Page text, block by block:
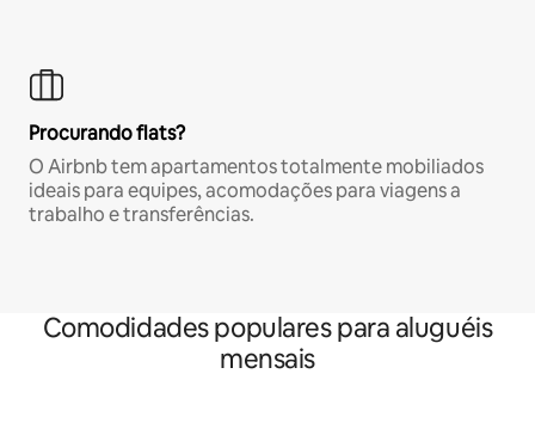
Procurando flats?
O Airbnb tem apartamentos totalmente mobiliados
ideais para equipes, acomodações para viagens a
trabalho e transferências.
Comodidades populares para aluguéis
mensais